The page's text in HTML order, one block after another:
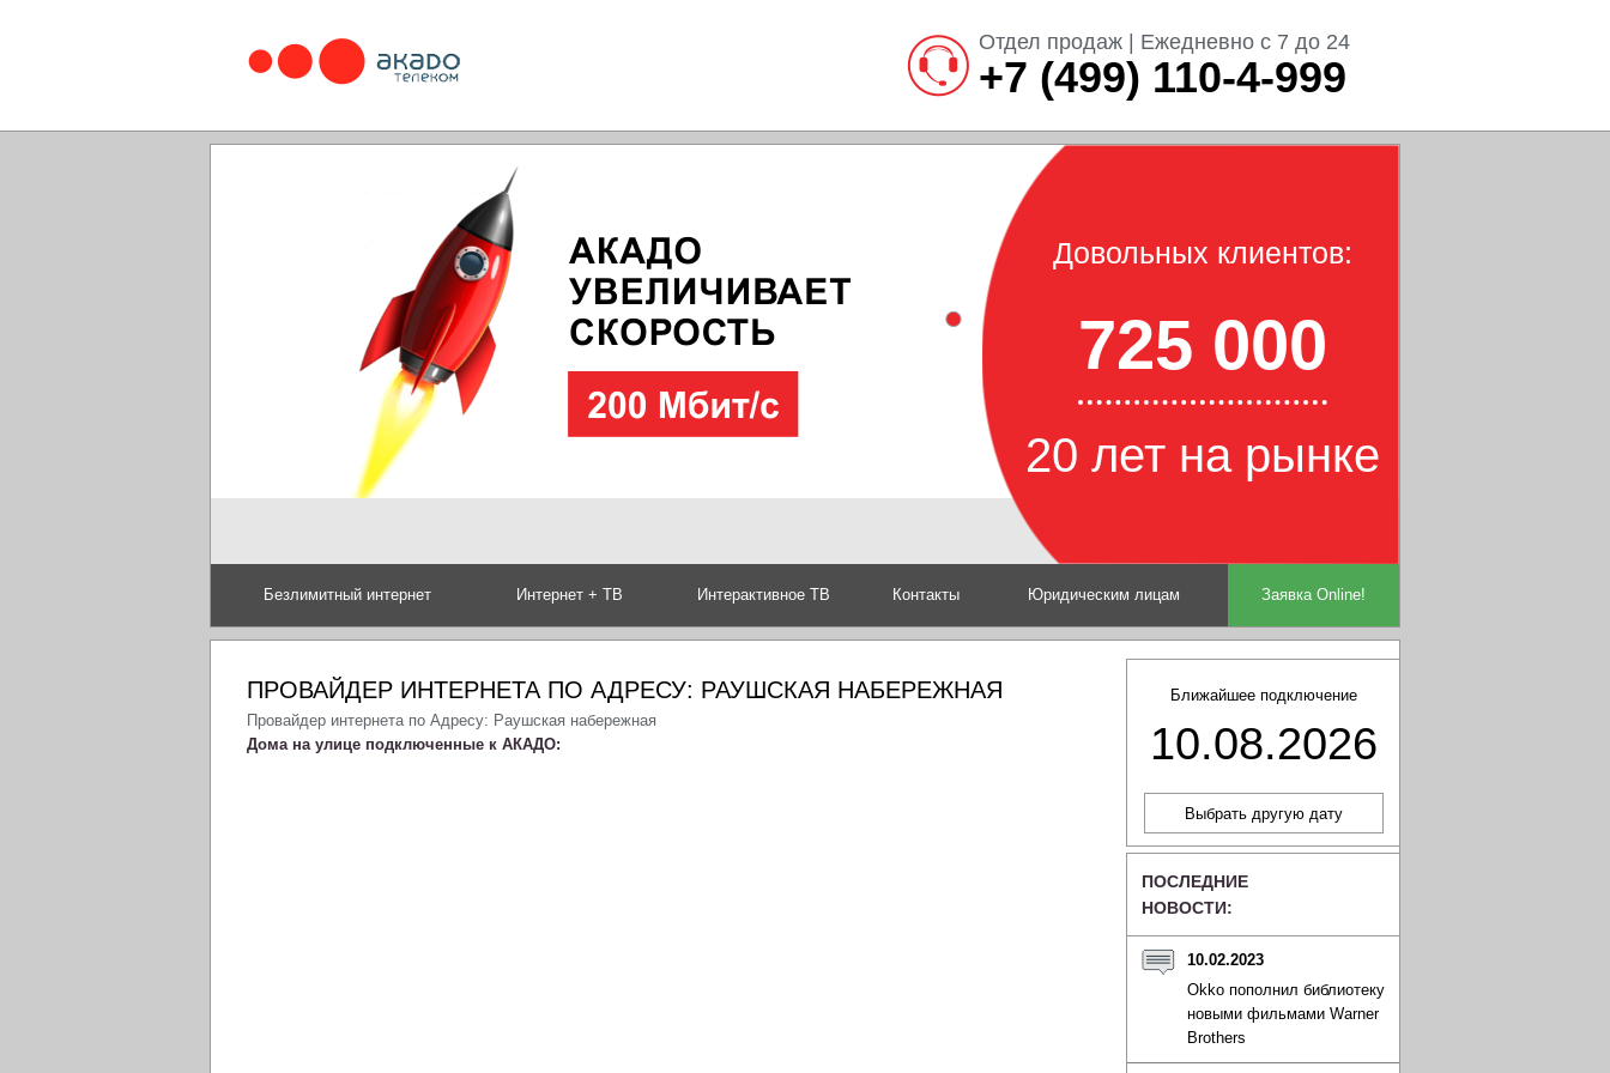
Отдел продаж | Ежедневно с 7 до 24
+7 (499) 110-4-999
Довольных клиентов:
725 000
20 лет на рынке
Безлимитный интернет Интернет + ТВ Интерактивное ТВ Контакты Юридическим лицам Заявка Online!
Ближайшее подключение
10.08.2026
ПОСЛЕДНИЕ
НОВОСТИ:
10.02.2023
Okko пополнил библиотеку
новыми фильмами Warner
Brothers
ПРОВАЙДЕР ИНТЕРНЕТА ПО АДРЕСУ: РАУШСКАЯ НАБЕРЕЖНАЯ
Провайдер интернета по Адресу: Раушская набережная
Дома на улице подключенные к АКАДО: